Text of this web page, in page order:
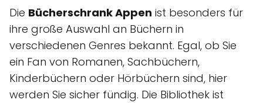
Die Bücherschrank Appen ist besonders für
ihre große Auswahl an Büchern in
verschiedenen Genres bekannt. Egal, ob Sie
ein Fan von Romanen, Sachbüchern,
Kinderbüchern oder Hörbüchern sind, hier
werden Sie sicher fündig. Die Bibliothek ist